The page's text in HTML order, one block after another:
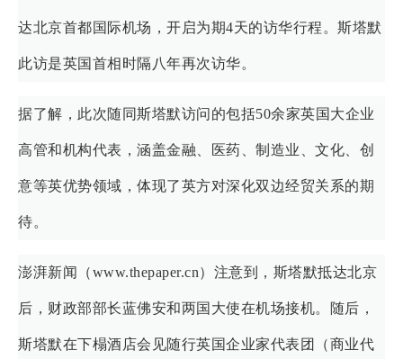
达北京首都国际机场，开启为期4天的访华行程。斯塔默
此访是英国首相时隔八年再次访华。
据了解，此次随同斯塔默访问的包括50余家英国大企业
高管和机构代表，涵盖金融、医药、制造业、文化、创
意等英优势领域，体现了英方对深化双边经贸关系的期
待。
澎湃新闻（www.thepaper.cn）注意到，斯塔默抵达北京
后，财政部部长蓝佛安和两国大使在机场接机。随后，
斯塔默在下榻酒店会见随行英国企业家代表团（商业代